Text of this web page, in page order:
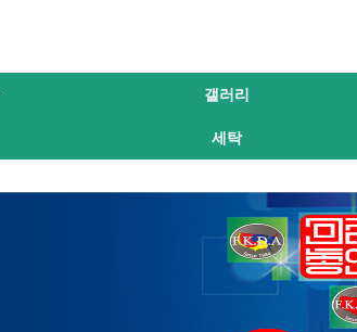
갤러리
세탁